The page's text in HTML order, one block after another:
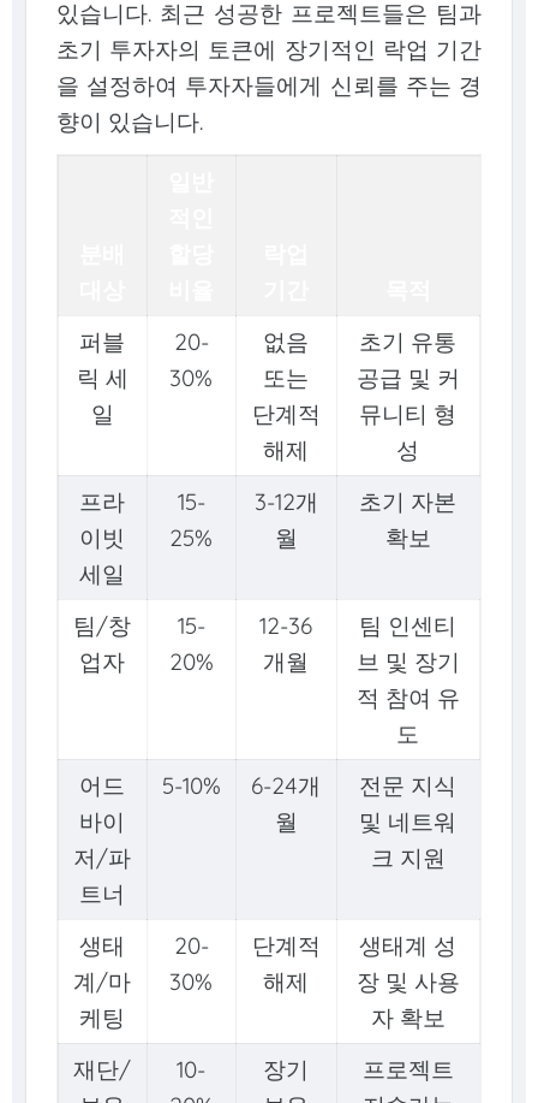
있습니다. 최근 성공한 프로젝트들은 팀과
초기 투자자의 토큰에 장기적인 락업 기간
을 설정하여 투자자들에게 신뢰를 주는 경
향이 있습니다.
퍼블
릭 세
일
20-
30%
없음
또는
단계적
해제
초기 유통
공급 및 커
뮤니티 형
성
프라
이빗
세일
15-
25%
3-12개
월
초기 자본
확보
팀/창
업자
15-
20%
12-36
개월
팀 인센티
브 및 장기
적 참여 유
도
어드
바이
저/파
트너
5-10%
6-24개
월
전문 지식
및 네트워
크 지원
생태
계/마
케팅
20-
30%
단계적
해제
생태계 성
장 및 사용
자 확보
재단/
10-
장기
프로젝트